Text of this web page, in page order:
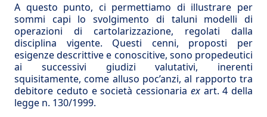
A questo punto, ci permettiamo di illustrare per
sommi capi lo svolgimento di taluni modelli di
operazioni di cartolarizzazione, regolati dalla
disciplina vigente. Questi cenni, proposti per
esigenze descrittive e conoscitive, sono propedeutici
ai successivi giudizi valutativi, inerenti
squisitamente, come alluso poc’anzi, al rapporto tra
debitore ceduto e società cessionaria exart. 4 della
legge n. 130/1999.